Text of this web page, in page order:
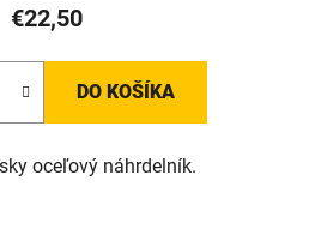
€22,50
DO KOŠÍKA
oceľový náhrdelník.